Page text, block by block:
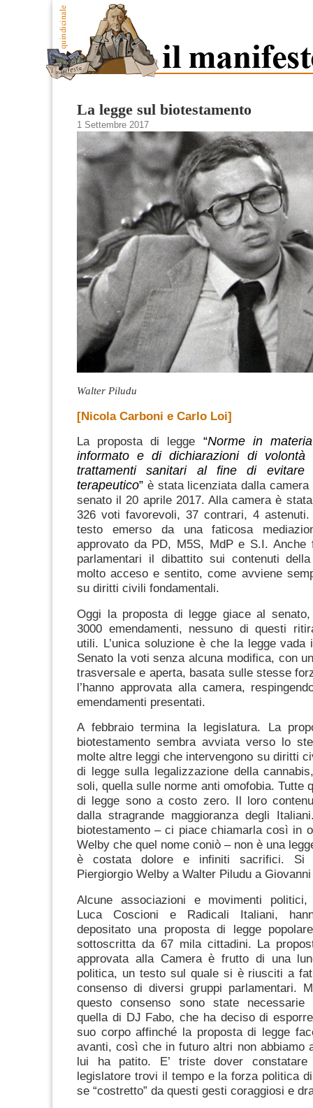
La legge sul biotestamento
1 Settembre 2017
Walter Piludu
[Nicola Carboni e Carlo Loi]
La proposta di legge “Norme in
informato e di dichiarazioni di volontà
trattamenti sanitari al fine di evitare
terapeutico” è stata licenziata dalla
senato il 20 aprile 2017. Alla camera è
326 voti favorevoli, 37 contrari, 4
testo emerso da una faticosa
approvato da PD, M5S, MdP e S.I. Anche
parlamentari il dibattito sui contenuti
molto acceso e sentito, come avviene
su diritti civili fondamentali.
Oggi la proposta di legge giace al
3000 emendamenti, nessuno di questi
utili. L’unica soluzione è che la legge
Senato la voti senza alcuna modifica, con
trasversale e aperta, basata sulle stesse
l’hanno approvata alla camera,
emendamenti presentati.
A febbraio termina la legislatura. La
biotestamento sembra avviata verso lo
molte altre leggi che intervengono su diritti
di legge sulla legalizzazione della
soli, quella sulle norme anti omofobia. Tutte
di legge sono a costo zero. Il loro
dalla stragrande maggioranza degli
biotestamento – ci piace chiamarla così in
Welby che quel nome coniò – non è una
è costata dolore e infiniti sacrifici. Si
Piergiorgio Welby a Walter Piludu a
Alcune associazioni e movimenti politici,
Luca Coscioni e Radicali Italiani,
depositato una proposta di legge
sottoscritta da 67 mila cittadini. La
approvata alla Camera è frutto di una
politica, un testo sul quale si è riusciti a
consenso di diversi gruppi parlamentari.
questo consenso sono state necessarie
quella di DJ Fabo, che ha deciso di
suo corpo affinché la proposta di legge
avanti, così che in futuro altri non abbiamo
lui ha patito. E’ triste dover
legislatore trovi il tempo e la forza politica
se “costretto” da questi gesti coraggiosi e